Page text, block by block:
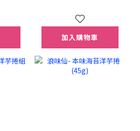
加入購物車